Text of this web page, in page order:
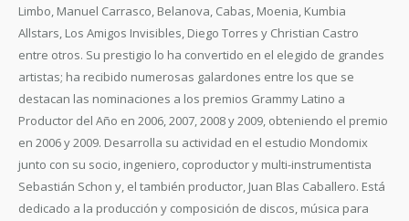
Limbo, Manuel Carrasco, Belanova, Cabas, Moenia, Kumbia
Allstars, Los Amigos Invisibles, Diego Torres y Christian Castro
entre otros. Su prestigio lo ha convertido en el elegido de grandes
artistas; ha recibido numerosas galardones entre los que se
destacan las nominaciones a los premios Grammy Latino a
Productor del Año en 2006, 2007, 2008 y 2009, obteniendo el premio
en 2006 y 2009. Desarrolla su actividad en el estudio Mondomix
junto con su socio, ingeniero, coproductor y multi-instrumentista
Sebastián Schon y, el también productor, Juan Blas Caballero. Está
dedicado a la producción y composición de discos, música para